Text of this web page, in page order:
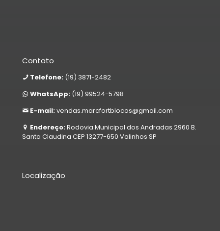
Contato
Telefone: (19) 3871-2482
WhatsApp: (19) 99524-5798
E-mail: vendas.marcfortblocos@gmail.com
Endereço: Rodovia Municipal dos Andradas 2960 B.
Santa Claudina CEP 13277-650 Valinhos SP
Localização